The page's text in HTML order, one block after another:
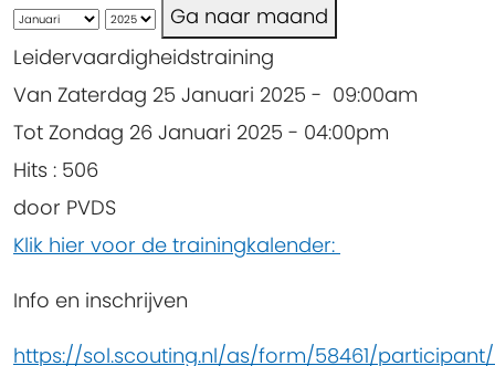
Ga naar maand
Leidervaardigheidstraining
Van Zaterdag 25 Januari 2025 - 09:00am
Tot Zondag 26 Januari 2025 - 04:00pm
Hits : 506
door PVDS
Klik hier voor de trainingkalender:
Info en inschrijven
https://sol.scouting.nl/as/form/58461/